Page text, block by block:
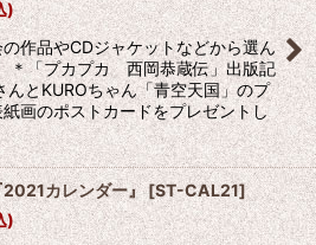
)
作品やCDジャケットなどから選ん
＊「プカプカ 西岡恭蔵伝」出版記
んとKUROちゃん「青空天国」のプ
画のポストカードをプレゼントし
2021カレンダー』[ST-CAL21]
)